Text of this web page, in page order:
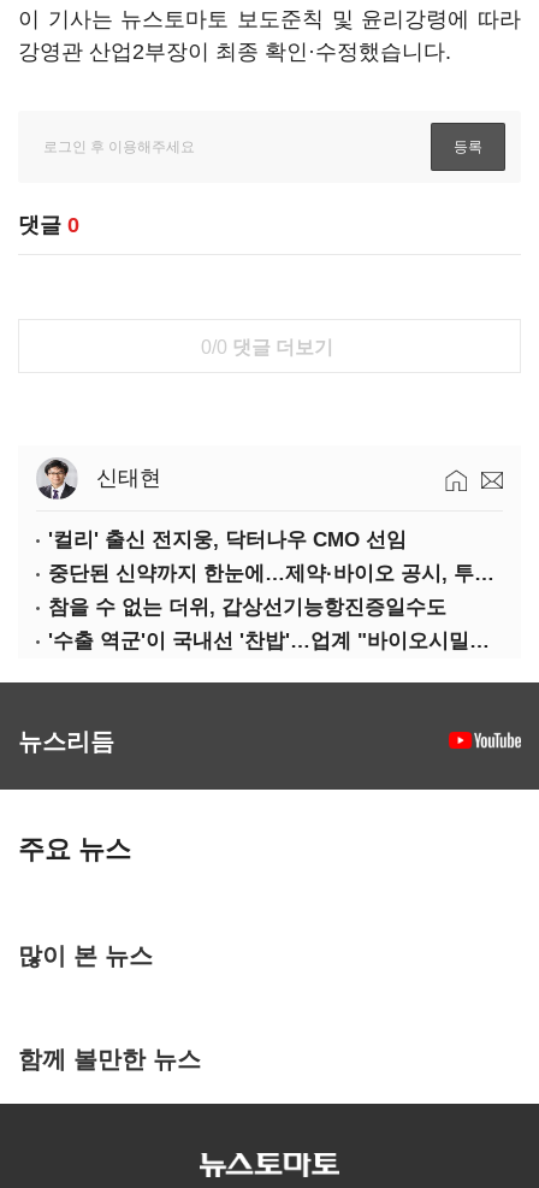
이 기사는 뉴스토마토 보도준칙 및 윤리강령에 따라
강영관 산업2부장이 최종 확인·수정했습니다.
댓글 0
0/0 댓글 더보기
신태현
'컬리' 출신 전지웅, 닥터나우 CMO 선임
중단된 신약까지 한눈에…제약·바이오 공시, 투명해진다
참을 수 없는 더위, 갑상선기능항진증일수도
'수출 역군'이 국내선 '찬밥'…업계 "바이오시밀러 인센티브 다각화 필요"
뉴스리듬
주요 뉴스
많이 본 뉴스
함께 볼만한 뉴스